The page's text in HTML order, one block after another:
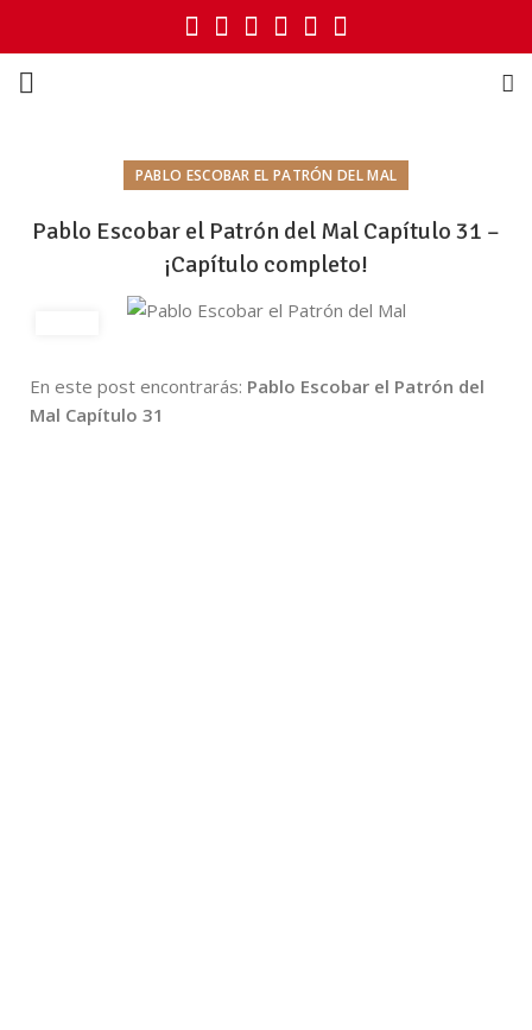
PABLO ESCOBAR EL PATRÓN DEL MAL
Pablo Escobar el Patrón del Mal Capítulo 31 –
¡Capítulo completo!
En este post encontrarás: Pablo Escobar el Patrón del
Mal Capítulo 31